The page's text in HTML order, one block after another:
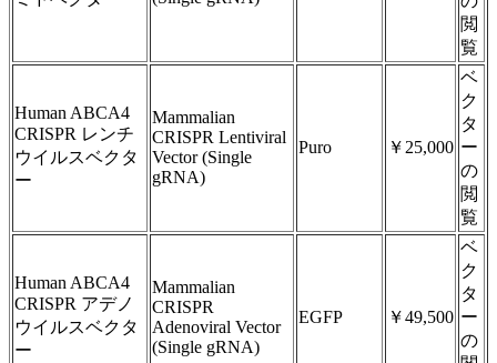
閲
覧
Human ABCA4
CRISPR レンチ
ウイルスベクタ
ー
Mammalian
CRISPR Lentiviral
Vector (Single
gRNA)
Puro ￥25,000
ベ
ク
タ
ー
の
閲
覧
Human ABCA4
CRISPR アデノ
ウイルスベクタ
ー
Mammalian
CRISPR
Adenoviral Vector
(Single gRNA)
EGFP ￥49,500
ベ
ク
タ
ー
の